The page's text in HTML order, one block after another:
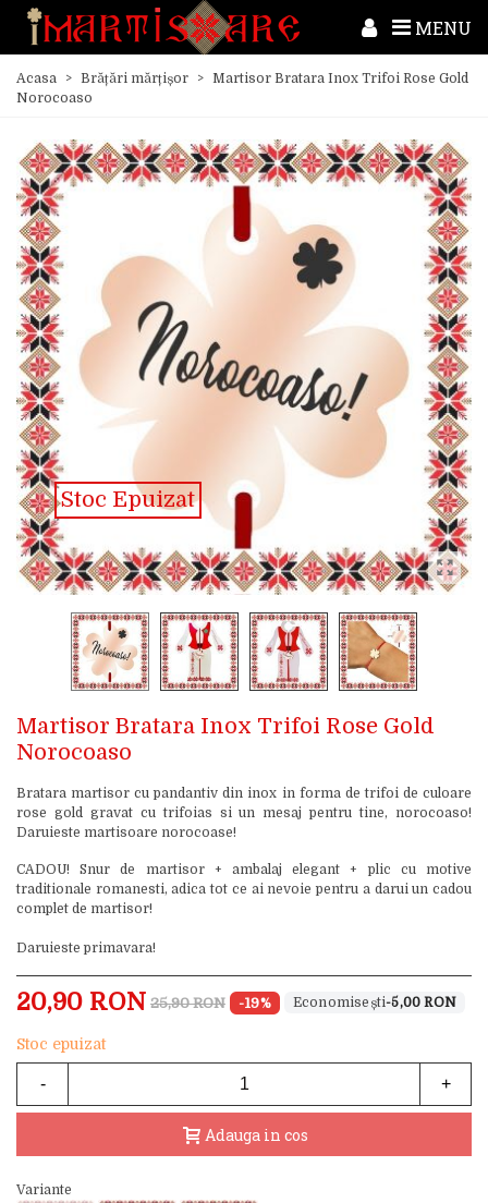
MENU
Acasa > Brățări mărțișor > Martisor Bratara Inox Trifoi Rose Gold
Norocoaso
Stoc Epuizat
Martisor Bratara Inox Trifoi Rose Gold
Norocoaso
Bratara martisor cu pandantiv din inox in forma de trifoi de culoare
rose gold gravat cu trifoias si un mesaj pentru tine, norocoaso!
Daruieste martisoare norocoase!
CADOU! Snur de martisor + ambalaj elegant + plic cu motive
traditionale romanesti, adica tot ce ai nevoie pentru a darui un cadou
complet de martisor!
Daruieste primavara!
20,90 RON 25,90 RON -19% -5,00 RON
Stoc epuizat
- +
Adauga in cos
Variante